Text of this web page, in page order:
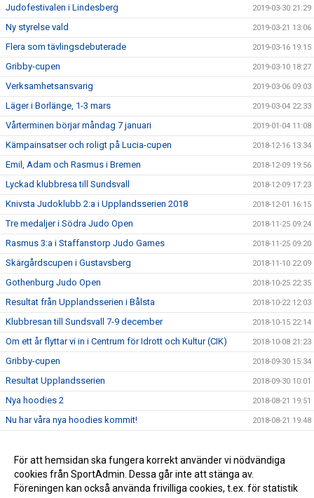
Judofestivalen i Lindesberg 2019-03-30 21:29
Ny styrelse vald 2019-03-21 13:06
Flera som tävlingsdebuterade 2019-03-16 19:15
Gribby-cupen 2019-03-10 18:27
Verksamhetsansvarig 2019-03-06 09:03
Läger i Borlänge, 1-3 mars 2019-03-04 22:33
Vårterminen börjar måndag 7 januari 2019-01-04 11:08
Kämpainsatser och roligt på Lucia-cupen 2018-12-16 13:34
Emil, Adam och Rasmus i Bremen 2018-12-09 19:56
Lyckad klubbresa till Sundsvall 2018-12-09 17:23
Knivsta Judoklubb 2:a i Upplandsserien 2018 2018-12-01 16:15
Tre medaljer i Södra Judo Open 2018-11-25 09:24
Rasmus 3:a i Staffanstorp Judo Games 2018-11-25 09:20
Skärgårdscupen i Gustavsberg 2018-11-10 22:09
Gothenburg Judo Open 2018-10-25 22:35
Resultat från Upplandsserien i Bålsta 2018-10-22 12:03
Klubbresan till Sundsvall 7-9 december 2018-10-15 22:14
Om ett år flyttar vi in i Centrum för Idrott och Kultur (CIK) 2018-10-08 21:23
Gribby-cupen 2018-09-30 15:34
Resultat Upplandsserien 2018-09-30 10:01
Nya hoodies 2 2018-08-21 19:51
Nu har våra nya hoodies kommit! 2018-08-21 19:48
Avslutning på Kvarngården 2018-08-01 14:32
KM 2018 2018-08-01 14:26
För att hemsidan ska fungera korrekt använder vi nödvändiga
cookies från SportAdmin. Dessa går inte att stänga av.
Föreningen kan också använda frivilliga cookies, t.ex. för statistik